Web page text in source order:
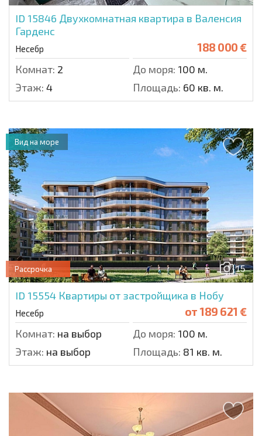
ID 15846 Двухкомнатная квартира в Валенсия
Гарденс
Несебр 188 000 €
Комнат: 2 До моря: 100 м.
Этаж: 4 Площадь: 60 кв. м.
15
Рассрочка
ID 15554 Квартиры от застройщика в Нобу
Несебр от189 621 €
Комнат: на выбор До моря: 100 м.
Этаж: на выбор Площадь: 81 кв. м.
Вид на море